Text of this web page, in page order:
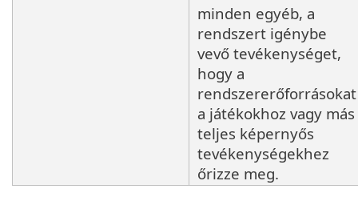
minden egyéb, a
rendszert igénybe
vevő tevékenységet,
hogy a
rendszererőforrásokat
a játékokhoz vagy más
teljes képernyős
tevékenységekhez
őrizze meg.